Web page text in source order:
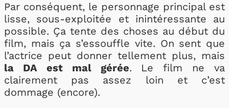
Par conséquent, le personnage principal est
lisse, sous-exploitée et inintéressante au
possible. Ça tente des choses au début du
film, mais ça s’essouffle vite. On sent que
l’actrice peut donner tellement plus, mais
la DA est mal gérée. Le film ne va
clairement pas assez loin et c’est
dommage (encore).